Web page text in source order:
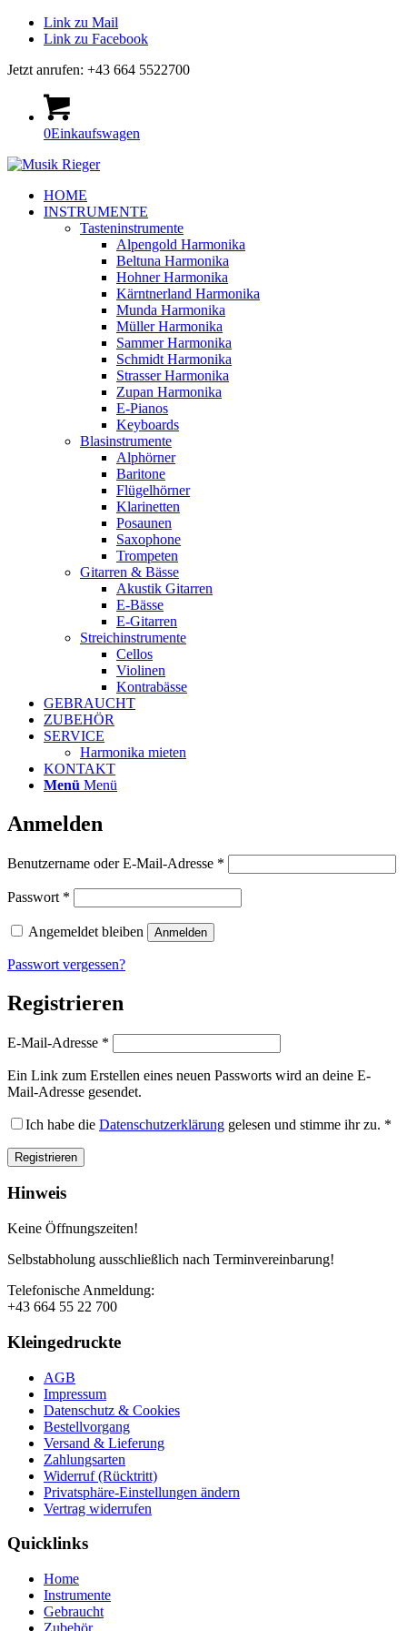
Link zu Mail
Link zu Facebook
Jetzt anrufen: +43 664 5522700
0Einkaufswagen
HOME
INSTRUMENTE
Tasteninstrumente
Alpengold Harmonika
Beltuna Harmonika
Hohner Harmonika
Kärntnerland Harmonika
Munda Harmonika
Müller Harmonika
Sammer Harmonika
Schmidt Harmonika
Strasser Harmonika
Zupan Harmonika
E-Pianos
Keyboards
Blasinstrumente
Alphörner
Baritone
Flügelhörner
Klarinetten
Posaunen
Saxophone
Trompeten
Gitarren & Bässe
Akustik Gitarren
E-Bässe
E-Gitarren
Streichinstrumente
Cellos
Violinen
Kontrabässe
GEBRAUCHT
ZUBEHÖR
SERVICE
Harmonika mieten
KONTAKT
Menü Menü
Anmelden
Benutzername oder E-Mail-Adresse *
Passwort *
Angemeldet bleiben Anmelden
Passwort vergessen?
Registrieren
E-Mail-Adresse *
Ein Link zum Erstellen eines neuen Passworts wird an deine E-
Mail-Adresse gesendet.
Ich habe die Datenschutzerklärung gelesen und stimme ihr zu. *
Registrieren
Hinweis
Keine Öffnungszeiten!
Selbstabholung ausschließlich nach Terminvereinbarung!
Telefonische Anmeldung:
+43 664 55 22 700
Kleingedruckte
AGB
Impressum
Datenschutz & Cookies
Bestellvorgang
Versand & Lieferung
Zahlungsarten
Widerruf (Rücktritt)
Privatsphäre-Einstellungen ändern
Vertrag widerrufen
Quicklinks
Home
Instrumente
Gebraucht
Zubehör